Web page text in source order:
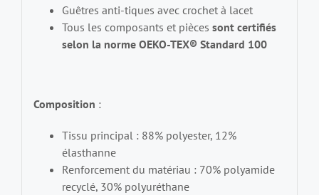
Guêtres anti-tiques avec crochet à lacet
Tous les composants et pièces sont certifiés
selon la norme OEKO-TEX® Standard 100
Composition :
Tissu principal : 88% polyester, 12%
élasthanne
Renforcement du matériau : 70% polyamide
recyclé, 30% polyuréthane